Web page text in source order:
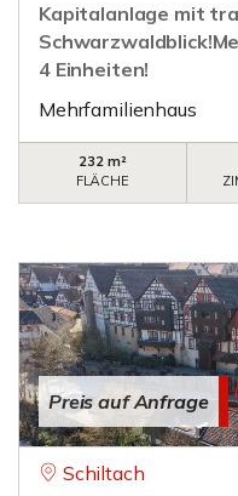
Kapitalanlage mit
4 Einheiten!
Mehrfamilienhaus
232 m²
FLÄCHE
Preis auf Anfrage
Schiltach